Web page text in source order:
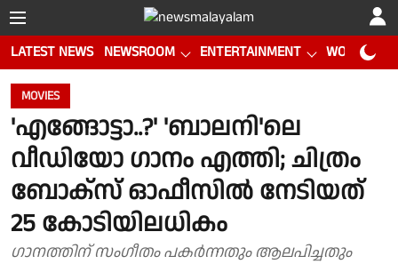
LATEST NEWS NEWSROOM ENTERTAINMENT WORLD CUP
MOVIES
'എങ്ങോട്ടാ..?' 'ബാലനി'ലെ
വീഡിയോ ഗാനം എത്തി; ചിത്രം
ബോക്സ് ഓഫീസിൽ നേടിയത്
25 കോടിയിലധികം
ഗാനത്തിന് സംഗീതം പകർന്നതും ആലപിച്ചതും